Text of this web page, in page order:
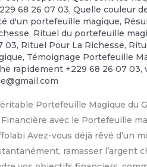
68 26 07 03,Quelle couleur
d'un portefeuille magique,
, Rituel du portefeuille
03, Rituel Pour La Richesse,
, Témoignage Portefeuille
rapidement +229 68 26 07 03,
Portefeuille Magique du
avec le Portefeuille
Avez-vous déjà rêvé d’un
ramasser l’argent